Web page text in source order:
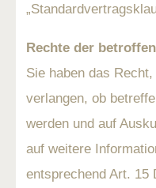
Rechte der
Sie haben das
verlangen, ob
werden und auf
auf weitere
entsprechend Art. 15